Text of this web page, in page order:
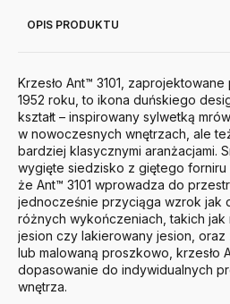
OPIS PRODUKTU
Krzesło Ant™ 3101,
1952 roku, to ikona duńskiego
kształt – inspirowany sylwetką
w nowoczesnych wnętrzach, ale
bardziej klasycznymi aranżacjami.
wygięte siedzisko z giętego forniru
że Ant™ 3101 wprowadza do
jednocześnie przyciąga wzrok jak
różnych wykończeniach, takich
jesion czy lakierowany jesion,
lub malowaną proszkowo, krzesło
dopasowanie do indywidualnych
wnętrza.